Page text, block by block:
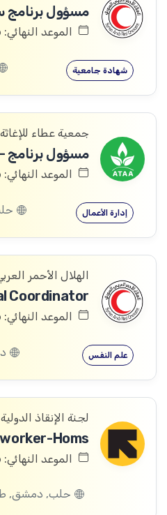
مسؤول
الموعد النهائي: 10/08/2026
شهادة جامعية
جمعية عطاء للإغاثة
مسؤول برنامج
الموعد النهائي: 10/08/2026
إدارة الأعمال
الهلال الأحمر
الموعد النهائي: 10/08/2026
علم النفس
لجنة الإنقاذ الدولية IRC
Homs
الموعد النهائي: 10/08/2026